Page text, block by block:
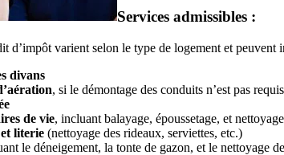
Services admissibles :
d’impôt varient selon le type de logement et peuvent
divans
, si le démontage des conduits n’est pas requis
de vie, incluant balayage, époussetage, et
literie (nettoyage des rideaux, serviettes, etc.)
le déneigement, la tonte de gazon, et le nettoyage